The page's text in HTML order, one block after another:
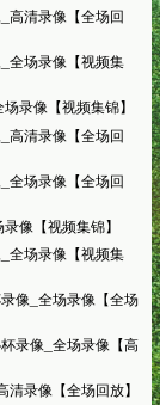
高清录像【全场回
全场录像【视频集
录像【视频集锦】
高清录像【全场回
全场录像【全场回
像【视频集锦】
全场录像【视频集
像_全场录像【全场
录像_全场录像【高
录像【全场回放】